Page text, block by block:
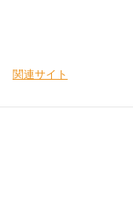
関連サイト